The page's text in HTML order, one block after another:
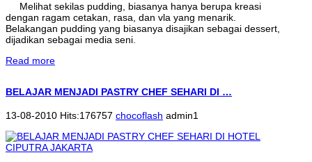
Melihat sekilas pudding, biasanya hanya berupa kreasi
dengan ragam cetakan, rasa, dan vla yang menarik.
Belakangan pudding yang biasanya disajikan sebagai dessert,
dijadikan sebagai media seni.
Read more
BELAJAR MENJADI PASTRY CHEF SEHARI DI …
13-08-2010 Hits:176757 chocoflash admin1